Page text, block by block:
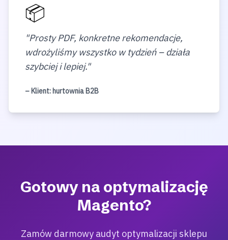
📦
"Prosty PDF, konkretne rekomendacje,
wdrożyliśmy wszystko w tydzień – działa
szybciej i lepiej."
– Klient: hurtownia B2B
Gotowy na optymalizację
Magento?
Zamów darmowy audyt optymalizacji sklepu